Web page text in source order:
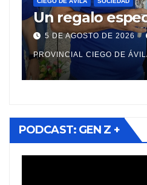
a Fidel
2026 TELECENTRO
ÁVILA
PODCAST: GEN Z +